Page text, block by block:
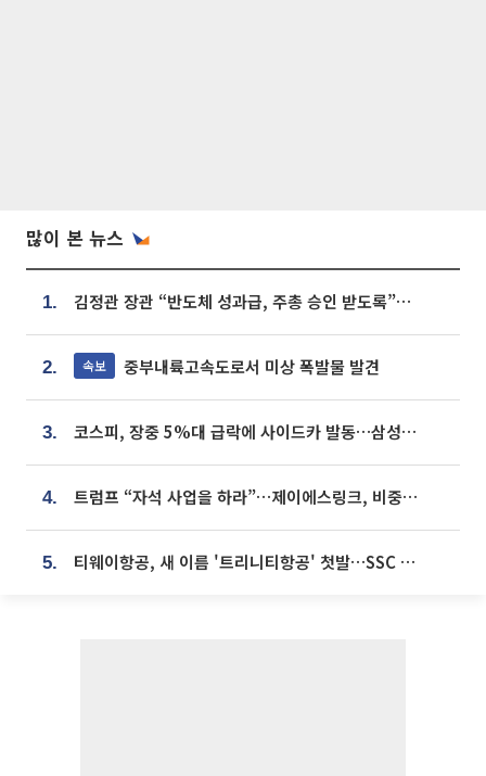
많이 본 뉴스
1. 김정관 장관 “반도체 성과급, 주총 승인 받도록”…상법·자본시장법 개정 시사
2. 속보 중부내륙고속도로서 미상 폭발물 발견
3. 코스피, 장중 5%대 급락에 사이드카 발동…삼성·SK 동반 폭락
4. 트럼프 “자석 사업을 하라”…제이에스링크, 비중국 영구자석 공급망 구축 속도
5. 티웨이항공, 새 이름 '트리니티항공' 첫발…SSC 전략 본격화